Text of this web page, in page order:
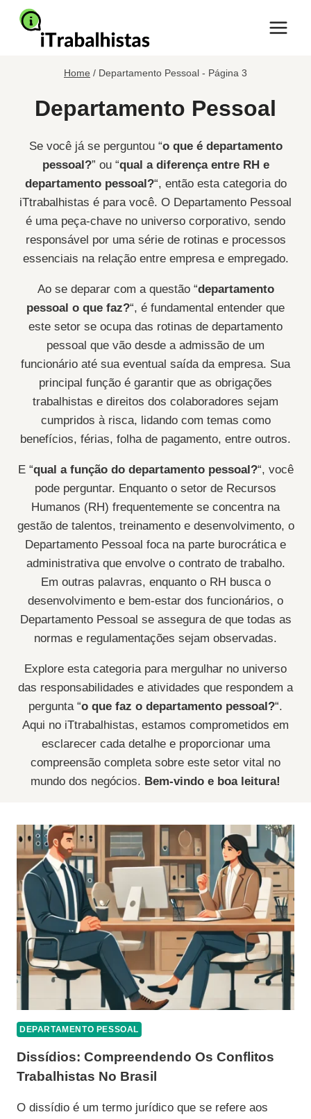
Pular
para
Home / Departamento Pessoal - Página 3
Departamento Pessoal
Se você já se perguntou “o que é departamento
pessoal?” ou “qual a diferença entre RH e
departamento pessoal?“, então esta categoria do
iTtrabalhistas é para você. O Departamento Pessoal
é uma peça-chave no universo corporativo, sendo
responsável por uma série de rotinas e processos
essenciais na relação entre empresa e empregado.
Ao se deparar com a questão “departamento
pessoal o que faz?“, é fundamental entender que
este setor se ocupa das rotinas de departamento
pessoal que vão desde a admissão de um
funcionário até sua eventual saída da empresa. Sua
principal função é garantir que as obrigações
trabalhistas e direitos dos colaboradores sejam
cumpridos à risca, lidando com temas como
benefícios, férias, folha de pagamento, entre outros.
E “qual a função do departamento pessoal?“, você
pode perguntar. Enquanto o setor de Recursos
Humanos (RH) frequentemente se concentra na
gestão de talentos, treinamento e desenvolvimento, o
Departamento Pessoal foca na parte burocrática e
administrativa que envolve o contrato de trabalho.
Em outras palavras, enquanto o RH busca o
desenvolvimento e bem-estar dos funcionários, o
Departamento Pessoal se assegura de que todas as
normas e regulamentações sejam observadas.
Explore esta categoria para mergulhar no universo
das responsabilidades e atividades que respondem a
pergunta “o que faz o departamento pessoal?“.
Aqui no iTtrabalhistas, estamos comprometidos em
esclarecer cada detalhe e proporcionar uma
compreensão completa sobre este setor vital no
mundo dos negócios. Bem-vindo e boa leitura!
DEPARTAMENTO PESSOAL
Dissídios: Compreendendo Os Conflitos
Trabalhistas No Brasil
O dissídio é um termo jurídico que se refere aos